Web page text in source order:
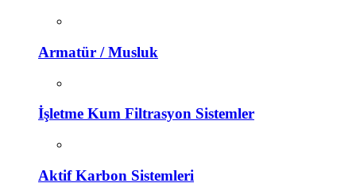
Armatür / Musluk
İşletme Kum Filtrasyon Sistemler
Aktif Karbon Sistemleri